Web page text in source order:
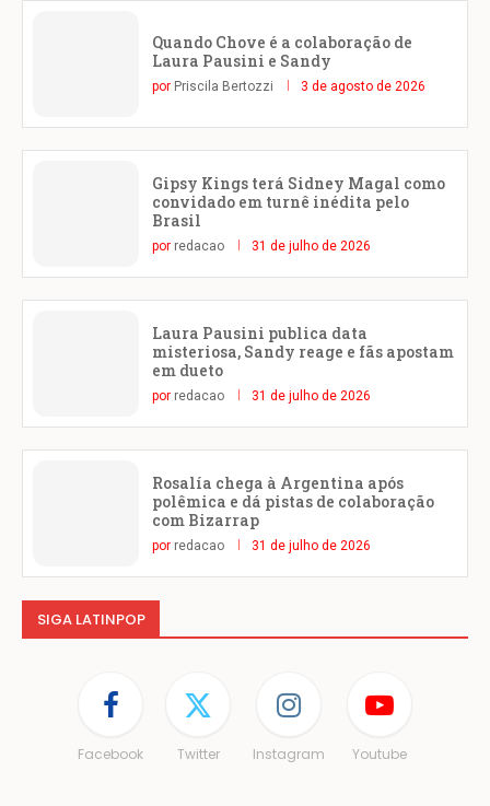
Quando Chove é a colaboração de
Laura Pausini e Sandy
por Priscila Bertozzi 3 de agosto de 2026
Gipsy Kings terá Sidney Magal como
convidado em turnê inédita pelo
Brasil
por redacao 31 de julho de 2026
Laura Pausini publica data
misteriosa, Sandy reage e fãs apostam
em dueto
por redacao 31 de julho de 2026
Rosalía chega à Argentina após
polêmica e dá pistas de colaboração
com Bizarrap
por redacao 31 de julho de 2026
SIGA LATINPOP
Facebook Twitter Instagram Youtube